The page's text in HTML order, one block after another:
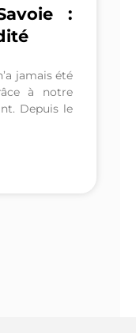
:
jamais été
à notre
Depuis le